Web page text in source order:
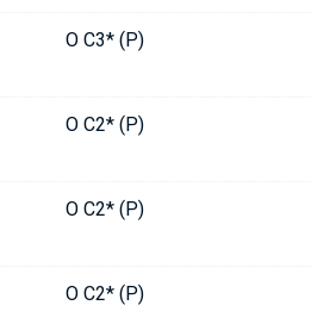
O C3* (P)
O C2* (P)
O C2* (P)
O C2* (P)